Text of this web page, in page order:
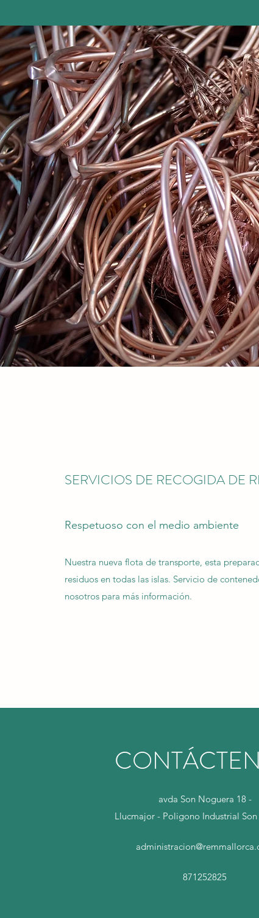
SERVICIOS DE RECOGIDA DE
Respetuoso con el medio ambiente
Nuestra nueva flota de transporte, esta
residuos en todas las islas. Servicio de
nosotros para más información.
avda Son Noguera 18 -
Llucmajor - Poligono Industrial
administracion
871252825